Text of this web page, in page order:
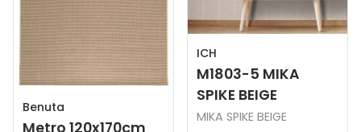
Benuta
Metro 120x170cm
ICH
M1803-5 MIKA
SPIKE BEIGE
MIKA SPIKE BEIGE